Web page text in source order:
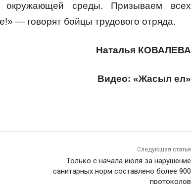
среды. Призываем всех
— говорят бойцы трудового отряда.
Наталья КОВАЛЕВА
Видео: «Жасыл ел»
Следующая статья
Только с начала июля за нарушение
санитарных норм составлено более 900
протоколов